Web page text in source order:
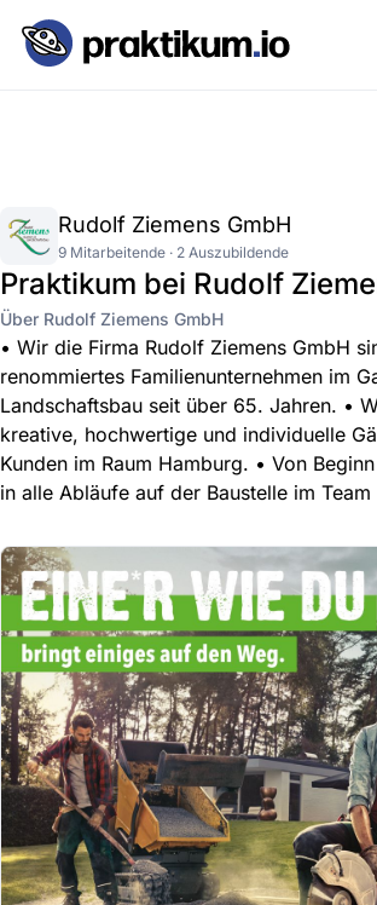
Rudolf Ziemens GmbH
9 Mitarbeitende · 2 Auszubildende
Praktikum bei Rudolf
Über Rudolf Ziemens GmbH
• Wir die Firma Rudolf Ziemens GmbH
renommiertes Familienunternehmen im
Landschaftsbau seit über 65. Jahren. •
kreative, hochwertige und individuelle
Kunden im Raum Hamburg. • Von
in alle Abläufe auf der Baustelle im